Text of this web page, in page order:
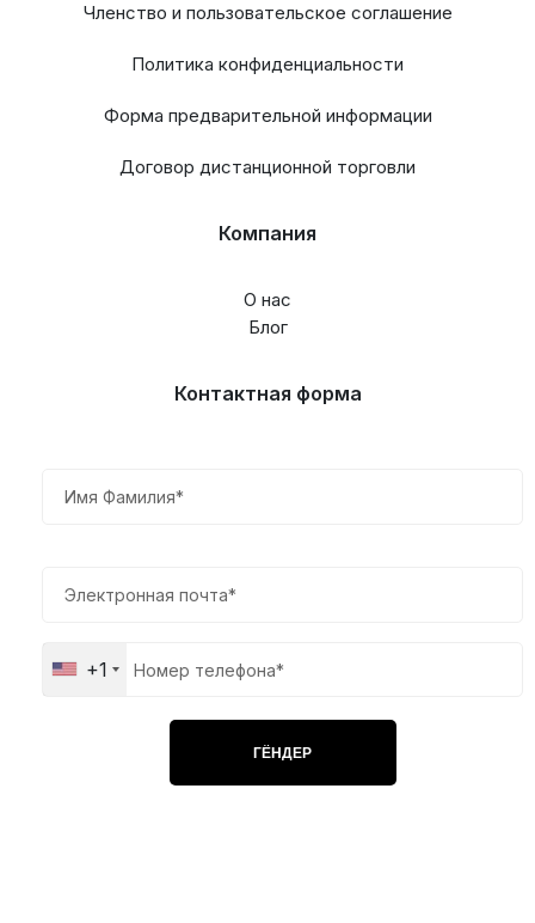
Членство и пользовательское соглашение
Политика конфиденциальности
Форма предварительной информации
Договор дистанционной торговли
Компания
О нас
Блог
Контактная форма
+1